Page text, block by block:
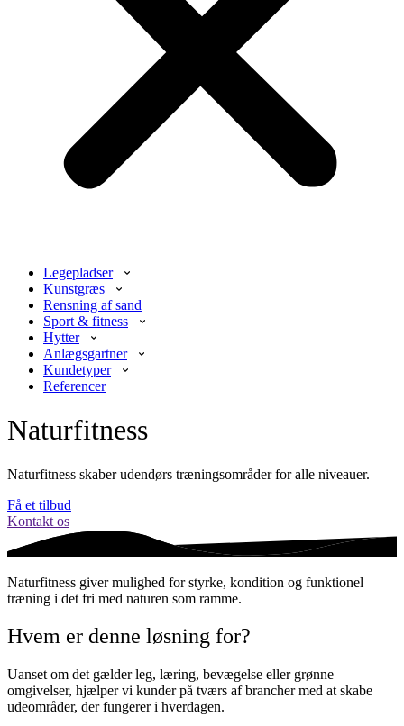
Legepladser
Kunstgræs
Rensning af sand
Sport & fitness
Hytter
Anlægsgartner
Kundetyper
Referencer
Naturfitness
Naturfitness skaber udendørs træningsområder for alle niveauer.
Få et tilbud
Kontakt os
Naturfitness giver mulighed for styrke, kondition og funktionel
træning i det fri med naturen som ramme.
Hvem er denne løsning for?
Uanset om det gælder leg, læring, bevægelse eller grønne
omgivelser, hjælper vi kunder på tværs af brancher med at skabe
udeområder, der fungerer i hverdagen.